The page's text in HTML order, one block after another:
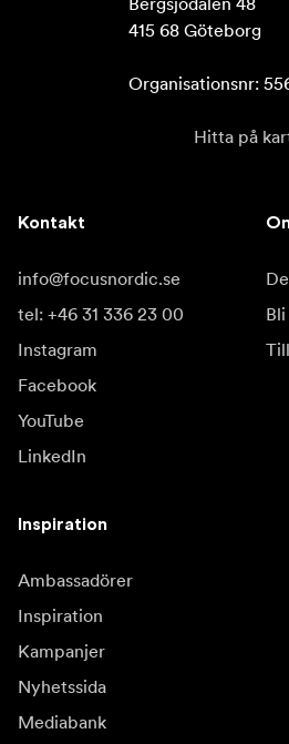
415 68 Göteborg
Organisationsnr:
Hitta på
Kontakt
info@focusnordic.se
tel: +46 31 336 23 00
Instagram
Facebook
YouTube
LinkedIn
Inspiration
Ambassadörer
Inspiration
Kampanjer
Nyhetssida
Mediabank